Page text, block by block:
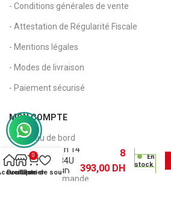
- Conditions générales de vente
- Attestation de Régularité Fiscale
- Mentions légales
- Modes de livraison
- Paiement sécurisé
MON COMPTE
- Tableau de bord
- Mon compte
- Suivi de commande
Ordinateur
Portable
MSI
Modern 14
i5-1334U
14″ FHD
8
393,00 DH
En
stock
Boutique
0
Panier
Liste de souhaits